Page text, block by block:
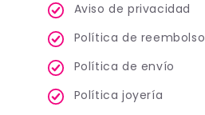
Aviso de privacidad
Política de reembolso
Política de envío
Política joyería